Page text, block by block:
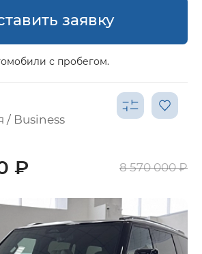
заявку
с пробегом.
/ Business
₽ 8 570 000 ₽